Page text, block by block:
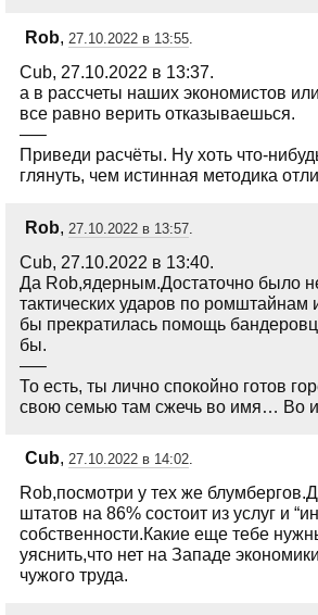
Rob, 27.10.2022 в 13:55.
Cub, 27.10.2022 в 13:37.
а в рассчеты наших экономистов
все равно верить отказываешься.
—–
Приведи расчёты. Ну хоть что-
глянуть, чем истинная методика
Rob, 27.10.2022 в 13:57.
Cub, 27.10.2022 в 13:40.
Да Rob,ядерным.Достаточно было
тактических ударов по
бы прекратилась помощь
бы.
—–
То есть, ты лично спокойно готов
свою семью там сжечь во имя… Во
Cub, 27.10.2022 в 14:02.
Rob,посмотри у тех же
штатов на 86% состоит из услуг и
собственности.Какие еще тебе
уяснить,что нет на Западе
чужого труда.